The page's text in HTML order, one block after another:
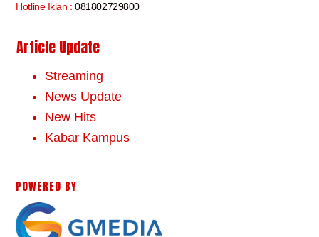
Hotline Iklan :081802729800
Article Update
Streaming
News Update
New Hits
Kabar Kampus
POWERED BY